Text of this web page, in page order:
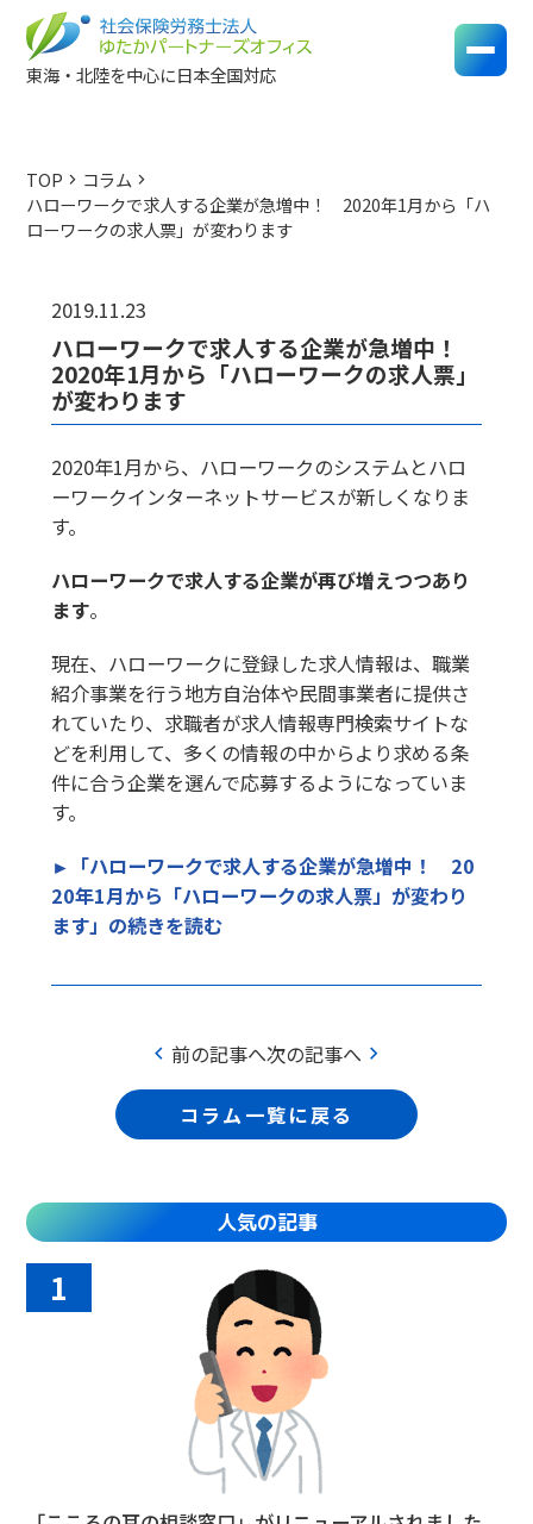
東海・北陸を中心に日本全国対応
TOP chevron_right コラム chevron_right
ハローワークで求人する企業が急増中！ 2020年1月から「ハ
ローワークの求人票」が変わります
2019.11.23
ハローワークで求人する企業が急増中！
2020年1月から「ハローワークの求人票」
が変わります
2020年1月から、ハローワークのシステムとハロ
ーワークインターネットサービスが新しくなりま
す。
ハローワークで求人する企業が再び増えつつあり
ます。
現在、ハローワークに登録した求人情報は、職業
紹介事業を行う地方自治体や民間事業者に提供さ
れていたり、求職者が求人情報専門検索サイトな
どを利用して、多くの情報の中からより求める条
件に合う企業を選んで応募するようになっていま
す。
►「ハローワークで求人する企業が急増中！ 20
20年1月から「ハローワークの求人票」が変わり
ます」の続きを読む
chevron_left 前の記事へ次の記事へ chevron_right
コラム一覧に戻る
人気の記事
1